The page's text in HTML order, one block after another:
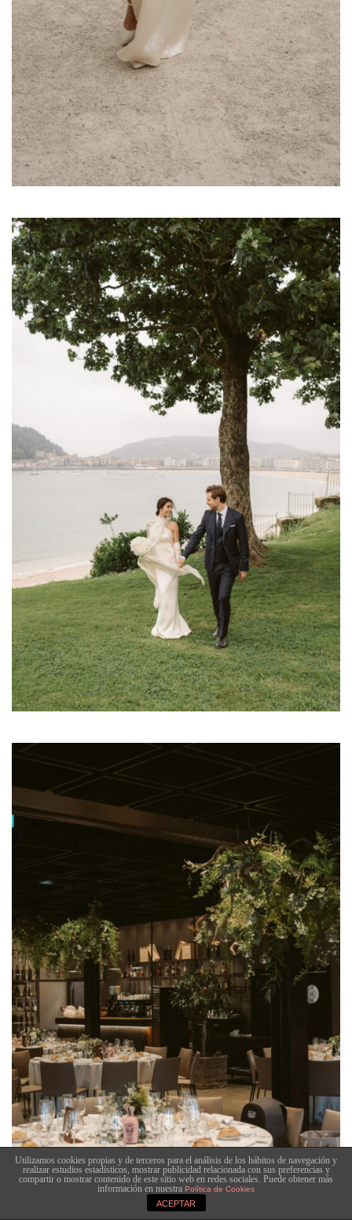
Utilizamos cookies propias y de terceros para el análisis de los hábitos de navegación y
realizar estudios estadísticos, mostrar publicidad relacionada con sus preferencias y
compartir o mostrar contenido de este sitio web en redes sociales. Puede obtener más
información en nuestra Política de Cookies
ACEPTAR